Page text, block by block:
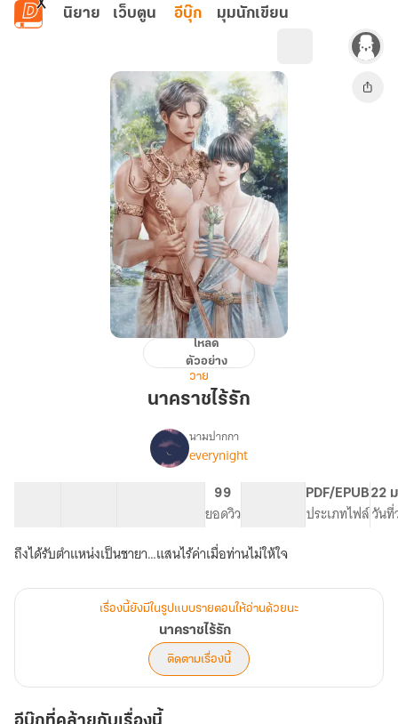
ข้ามไปยังเนื้อหาหลัก
นิยาย เว็บตูน อีบุ๊ก มุมนักเขียน
นาคราช
โหลด
ตัวอย่าง
วาย
นาคราชไร้รัก
เรื่อง
ไร้
รัก
นามปากกา
everynight
99
ยอดวิว
PDF/EPUB
ประเภทไฟล์
22
วันที่
ถึงได้รับตำแหน่งเป็นชายา…แสนไร้ค่าเมื่อท่านไม่ให้ใจ
เรื่องนี้ยังมีในรูปแบบรายตอนให้อ่านด้วยนะ
นาคราชไร้รัก
ติดตามเรื่องนี้